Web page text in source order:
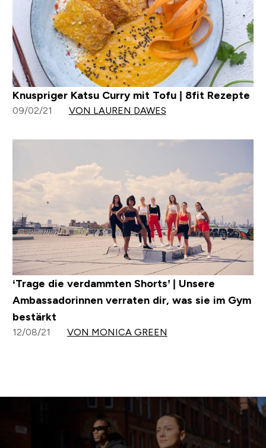
Knuspriger Katsu Curry mit Tofu | 8fit Rezepte
09/02/21 VON LAUREN DAWES
‘Trage die verdammten Shorts’ | Unsere
Ambassadorinnen verraten dir, was sie im Gym
bestärkt
12/08/21 VON MONICA GREEN